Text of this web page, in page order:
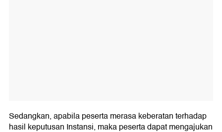
Sedangkan, apabila peserta merasa keberatan terhadap
hasil keputusan Instansi, maka peserta dapat mengajukan